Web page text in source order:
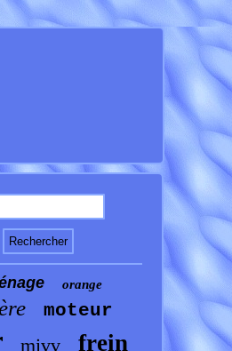
orange
moteur
mivv frein